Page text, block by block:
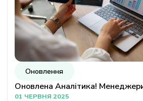
Оновлення
Оновлена Аналітика!
01 ЧЕРВНЯ 2025